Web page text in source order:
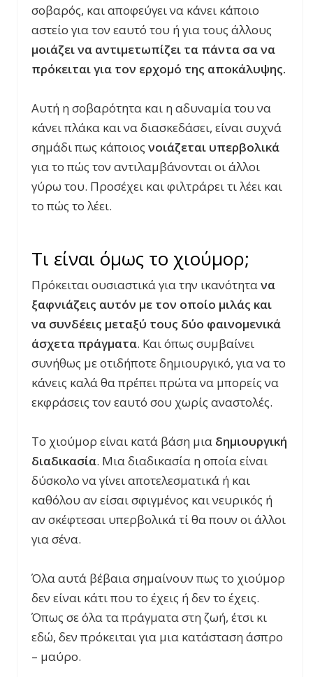
σοβαρός, και αποφεύγει να κάνει κάποιο
αστείο για τον εαυτό του ή για τους άλλους
μοιάζει να αντιμετωπίζει τα πάντα σα να
πρόκειται για τον ερχομό της αποκάλυψης.
Αυτή η σοβαρότητα και η αδυναμία του να
κάνει πλάκα και να διασκεδάσει, είναι συχνά
σημάδι πως κάποιος νοιάζεται υπερβολικά
για το πώς τον αντιλαμβάνονται οι άλλοι
γύρω του. Προσέχει και φιλτράρει τι λέει και
το πώς το λέει.
Τι είναι όμως το χιούμορ;
Πρόκειται ουσιαστικά για την ικανότητανα
ξαφνιάζεις αυτόν με τον οποίο μιλάς και
να συνδέεις μεταξύ τους δύο φαινομενικά
άσχετα πράγματα. Και όπως συμβαίνει
συνήθως με οτιδήποτε δημιουργικό, για να το
κάνεις καλά θα πρέπει πρώτα να μπορείς να
εκφράσεις τον εαυτό σου χωρίς αναστολές.
Το χιούμορ είναι κατά βάση μια δημιουργική
διαδικασία. Μια διαδικασία η οποία είναι
δύσκολο να γίνει αποτελεσματικά ή και
καθόλου αν είσαι σφιγμένος και νευρικός ή
αν σκέφτεσαι υπερβολικά τί θα πουν οι άλλοι
για σένα.
Όλα αυτά βέβαια σημαίνουν πως το χιούμορ
δεν είναι κάτι που το έχεις ή δεν το έχεις.
Όπως σε όλα τα πράγματα στη ζωή, έτσι κι
εδώ, δεν πρόκειται για μια κατάσταση άσπρο
– μαύρο.